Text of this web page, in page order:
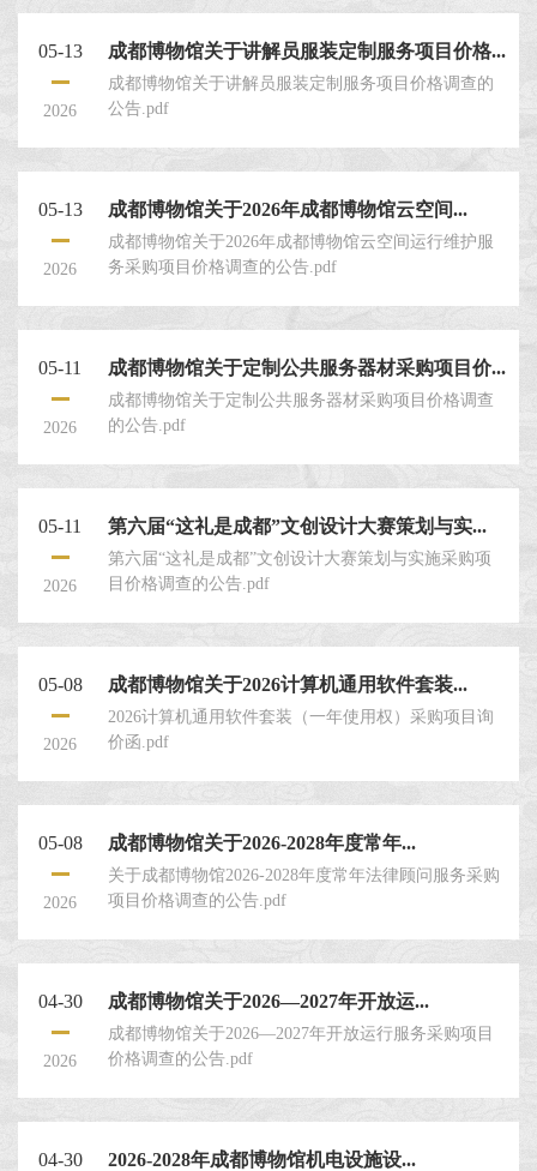
05-13
2026
成都博物馆关于讲解员服装定制服务项目价格...
成都博物馆关于讲解员服装定制服务项目价格调查的
公告.pdf
05-13
2026
成都博物馆关于2026年成都博物馆云空间...
成都博物馆关于2026年成都博物馆云空间运行维护服
务采购项目价格调查的公告.pdf
05-11
2026
成都博物馆关于定制公共服务器材采购项目价...
成都博物馆关于定制公共服务器材采购项目价格调查
的公告.pdf
05-11
2026
第六届“这礼是成都”文创设计大赛策划与实...
第六届“这礼是成都”文创设计大赛策划与实施采购项
目价格调查的公告.pdf
05-08
2026
成都博物馆关于2026计算机通用软件套装...
2026计算机通用软件套装（一年使用权）采购项目询
价函.pdf
05-08
2026
成都博物馆关于2026-2028年度常年...
关于成都博物馆2026-2028年度常年法律顾问服务采购
项目价格调查的公告.pdf
04-30
2026
成都博物馆关于2026—2027年开放运...
成都博物馆关于2026—2027年开放运行服务采购项目
价格调查的公告.pdf
04-30 2026-2028年成都博物馆机电设施设...